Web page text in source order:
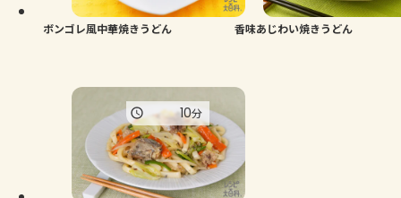
ボンゴレ風中華焼きうどん 香味あじわい焼きうどん
10分